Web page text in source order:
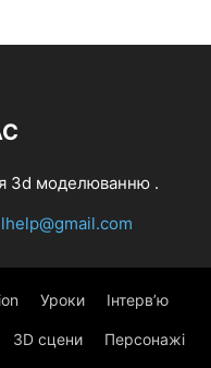
3d моделюванню .
Уроки Інтерв’ю
3D сцени Персонажі